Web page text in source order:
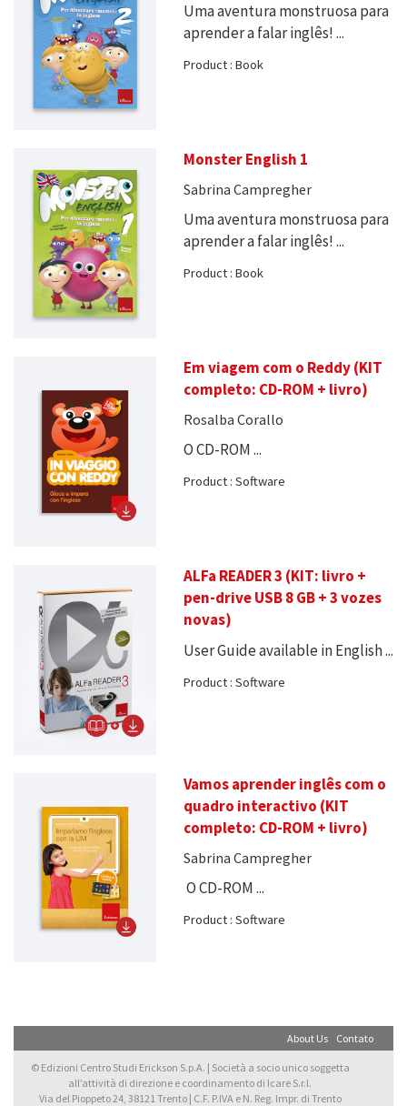
Uma aventura monstruosa para
aprender a falar inglês! ...
Product : Book
Monster English 1
Sabrina Campregher
Uma aventura monstruosa para
aprender a falar inglês! ...
Product : Book
Em viagem com o Reddy (KIT
completo: CD-ROM + livro)
Rosalba Corallo
O CD-ROM ...
Product : Software
ALFa READER 3 (KIT: livro +
pen-drive USB 8 GB + 3 vozes
novas)
User Guide available in English ...
Product : Software
Vamos aprender inglês com o
quadro interactivo (KIT
completo: CD-ROM + livro)
Sabrina Campregher
O CD-ROM ...
Product : Software
About Us Contato
© Edizioni Centro Studi Erickson S.p.A. | Società a socio unico soggetta
all’attività di direzione e coordinamento di Icare S.r.l.
Via del Pioppeto 24, 38121 Trento | C.F. P.IVA e N. Reg. Impr. di Trento